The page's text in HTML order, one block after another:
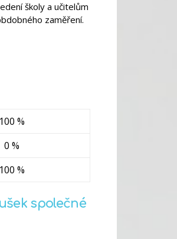
školy a učitelům
zaměření.
100 %
0 %
100 %
společné